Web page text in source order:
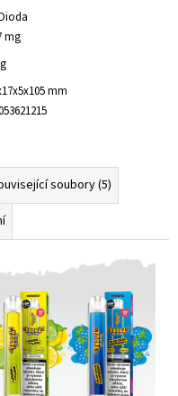
mg
mm
soubory (5)